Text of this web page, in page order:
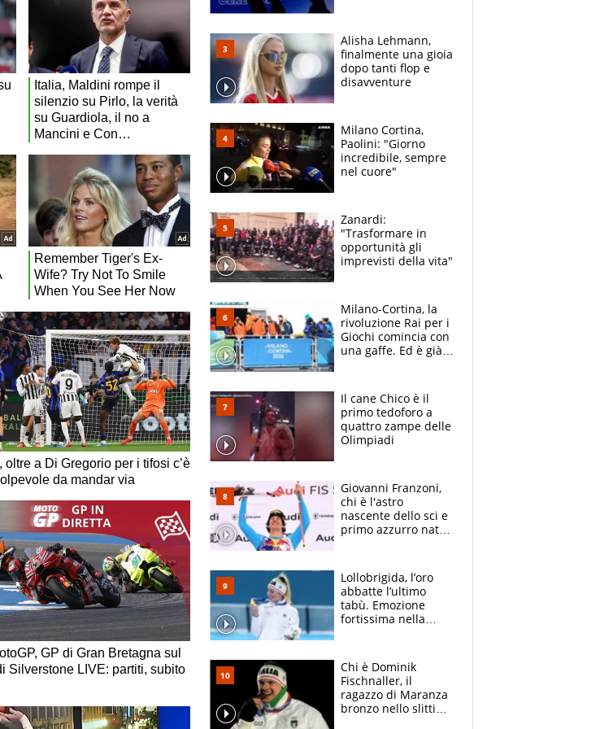
Alisha Lehmann,
finalmente una gioia
dopo tanti flop e
disavventure
Milano Cortina,
Paolini: "Giorno
incredibile, sempre
nel cuore"
Zanardi:
"Trasformare in
opportunità gli
imprevisti della vita"
Milano-Cortina, la
rivoluzione Rai per i
Giochi comincia con
una gaffe. Ed è già
d’apertura
Il cane Chico è il
primo tedoforo a
quattro zampe delle
Olimpiadi
Giovanni Franzoni,
chi è l'astro
nascente dello sci e
primo azzurro nato
Lollobrigida, l’oro
abbatte l’ultimo
tabù. Emozione
fortissima nella
piangere
Chi è Dominik
Fischnaller, il
ragazzo di Maranza
bronzo nello slittino